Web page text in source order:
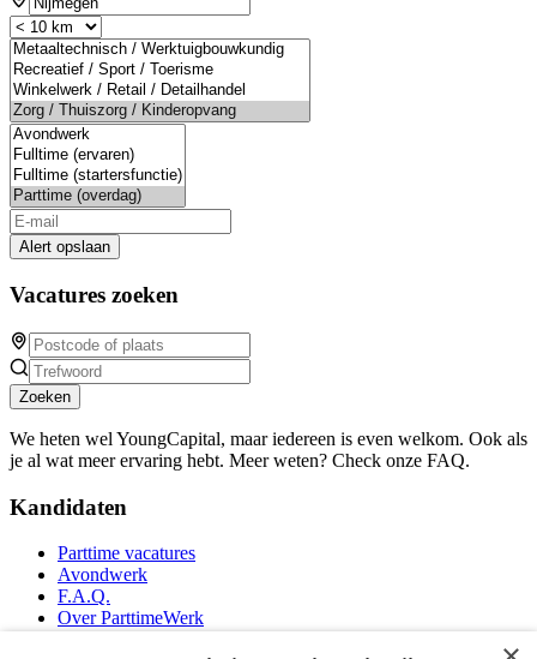
Alert opslaan
Vacatures zoeken
Zoeken
We heten wel YoungCapital, maar iedereen is even welkom. Ook als
je al wat meer ervaring hebt. Meer weten? Check onze FAQ.
Kandidaten
Parttime vacatures
Avondwerk
F.A.Q.
Over ParttimeWerk